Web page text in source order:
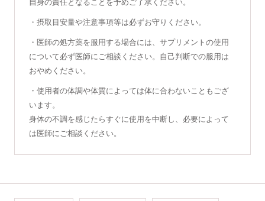
・摂取目安量や注意事項等は必ずお守りください。
・医師の処方薬を服用する場合には、サプリメントの使用
について必ず医師にご相談ください。自己判断での服用は
おやめください。
・使用者の体調や体質によっては体に合わないこともござ
います。
身体の不調を感じたらすぐに使用を中断し、必要によって
は医師にご相談ください。